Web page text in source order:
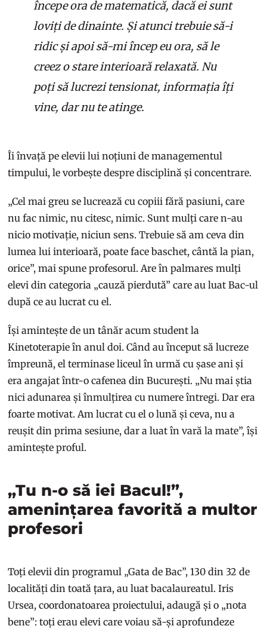
începe ora de matematică, dacă ei sunt
loviți de dinainte. Și atunci trebuie să-i
ridic și apoi să-mi încep eu ora, să le
creez o stare interioară relaxată. Nu
poți să lucrezi tensionat, informația îți
vine, dar nu te atinge.
Îi învață pe elevii lui noțiuni de managementul
timpului, le vorbește despre disciplină și concentrare.
„Cel mai greu se lucrează cu copiii fără pasiuni, care
nu fac nimic, nu citesc, nimic. Sunt mulți care n-au
nicio motivație, niciun sens. Trebuie să am ceva din
lumea lui interioară, poate face baschet, cântă la pian,
orice”, mai spune profesorul. Are în palmares mulți
elevi din categoria „cauză pierdută” care au luat Bac-ul
după ce au lucrat cu el.
Își amintește de un tânăr acum student la
Kinetoterapie în anul doi. Când au început să lucreze
împreună, el terminase liceul în urmă cu șase ani și
era angajat într-o cafenea din București. „Nu mai știa
nici adunarea și înmulțirea cu numere întregi. Dar era
foarte motivat. Am lucrat cu el o lună și ceva, nu a
reușit din prima sesiune, dar a luat în vară la mate”, își
amintește proful.
„Tu n-o să iei Bacul!”,
amenințarea favorită a multor
profesori
Toți elevii din programul „Gata de Bac”, 130 din 32 de
localități din toată țara, au luat bacalaureatul. Iris
Ursea, coordonatoarea proiectului, adaugă și o „nota
bene”: toți erau elevi care voiau să-și aprofundeze